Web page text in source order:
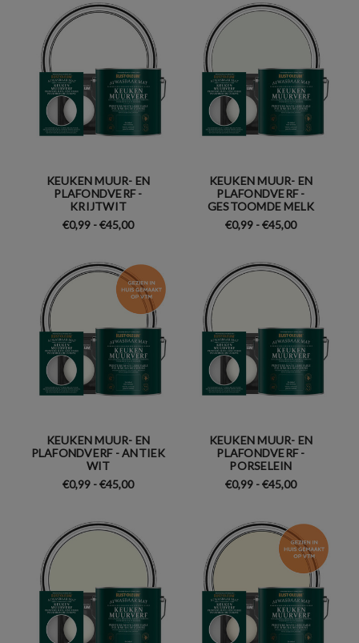
KEUKEN MUUR- EN
PLAFONDVERF -
KRIJTWIT
€0,99 - €45,00
KEUKEN MUUR- EN
PLAFONDVERF -
GESTOOMDE MELK
€0,99 - €45,00
KEUKEN MUUR- EN
PLAFONDVERF - ANTIEK
WIT
€0,99 - €45,00
KEUKEN MUUR- EN
PLAFONDVERF -
PORSELEIN
€0,99 - €45,00